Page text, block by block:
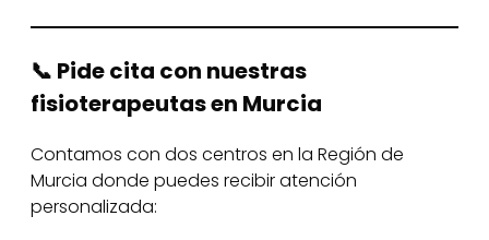
📞 Pide cita con nuestras
fisioterapeutas en Murcia
Contamos con dos centros en la Región de
Murcia donde puedes recibir atención
personalizada: